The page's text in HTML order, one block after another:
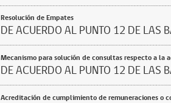
Resolución de Empates
DE ACUERDO AL PUNTO 12 DE LAS
Mecanismo para solución de consultas respecto a la
DE ACUERDO AL PUNTO 12 DE LAS
Acreditación de cumplimiento de remuneraciones o